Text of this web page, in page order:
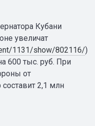
Кубани
увеличат
1131/show/802116/)
600 тыс. руб. При
от
2,1 млн